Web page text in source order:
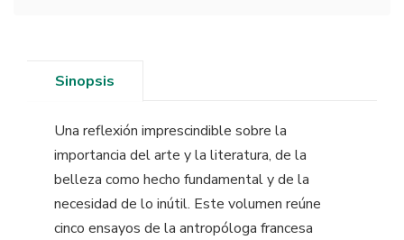
Sinopsis
Una reflexión imprescindible sobre la
importancia del arte y la literatura, de la
belleza como hecho fundamental y de la
necesidad de lo inútil. Este volumen reúne
cinco ensayos de la antropóloga francesa